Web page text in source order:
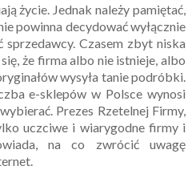
życie. Jednak należy pamiętać,
powinna decydować wyłącznie
sprzedawcy. Czasem zbyt niska
że firma albo nie istnieje, albo
wysyła tanie podróbki.
e-sklepów w Polsce wynosi
Prezes Rzetelnej Firmy,
uczciwe i wiarygodne firmy i
na co zwrócić uwagę